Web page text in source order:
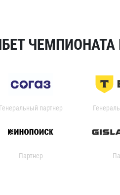
ЧЕМПИОНАТА
Генеральный партнер
Партнер